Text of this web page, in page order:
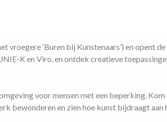
vroegere ‘Buren bij Kunstenaars’) en opent
K en Viro, en ontdek creatieve
voor mensen met een beperking. Kom
bewonderen en zien hoe kunst bijdraagt aan